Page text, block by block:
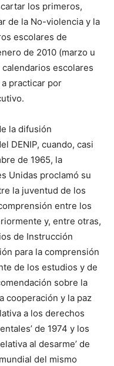
los primeros,
de la No-violencia y la
escolares de
de 2010 (marzo u
escolares
practicar por
la difusión
DENIP, cuando, casi
de 1965, la
Unidas proclamó su
la juventud de los
entre los
y, entre otras,
de Instrucción
para la comprensión
de los estudios y de
sobre la
cooperación y la paz
a los derechos
de 1974 y los
al desarme’ de
del mismo